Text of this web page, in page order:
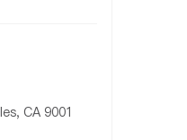
CA 9001